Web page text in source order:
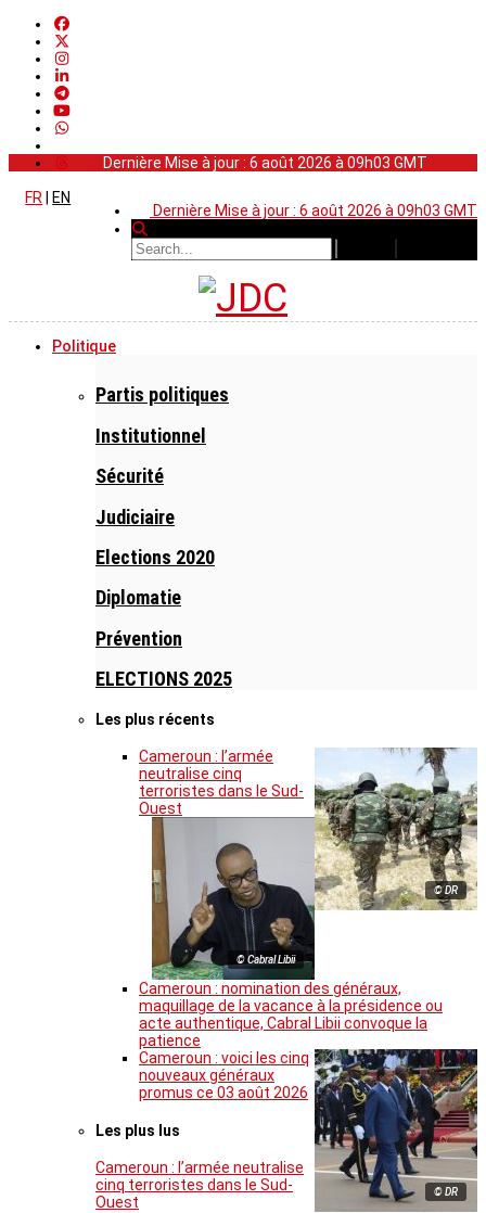
Dernière Mise à jour : 6 août 2026 à 09h03 GMT
Dernière Mise à jour : 6 août 2026 à 09h03 GMT
FR
EN
Politique
Partis politiques
Institutionnel
Sécurité
Judiciaire
Elections 2020
Diplomatie
Prévention
ELECTIONS 2025
Les plus récents
© DR
Cameroun : l’armée
neutralise cinq
terroristes dans le Sud-
Ouest
© Cabral Libii
Cameroun : nomination des généraux,
maquillage de la vacance à la présidence ou
acte authentique, Cabral Libii convoque la
patience
© DR
Cameroun : voici les cinq
nouveaux généraux
promus ce 03 août 2026
Les plus lus
Cameroun : l’armée neutralise
cinq terroristes dans le Sud-
Ouest